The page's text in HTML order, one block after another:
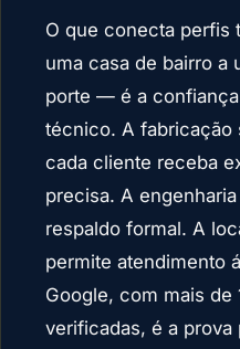
O que conecta
uma casa de bairro a
porte — é a
técnico. A fabricação
cada cliente receba
precisa. A
respaldo formal. A
permite atendimento
Google, com mais de
verificadas, é a